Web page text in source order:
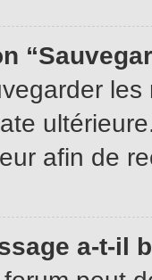
afin de
a-t-il